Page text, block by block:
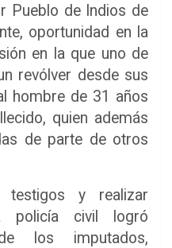
Pueblo de Indios de
oportunidad en la
en la que uno de
revólver desde sus
hombre de 31 años
quien además
de parte de otros
testigos y realizar
policía civil logró
los imputados,